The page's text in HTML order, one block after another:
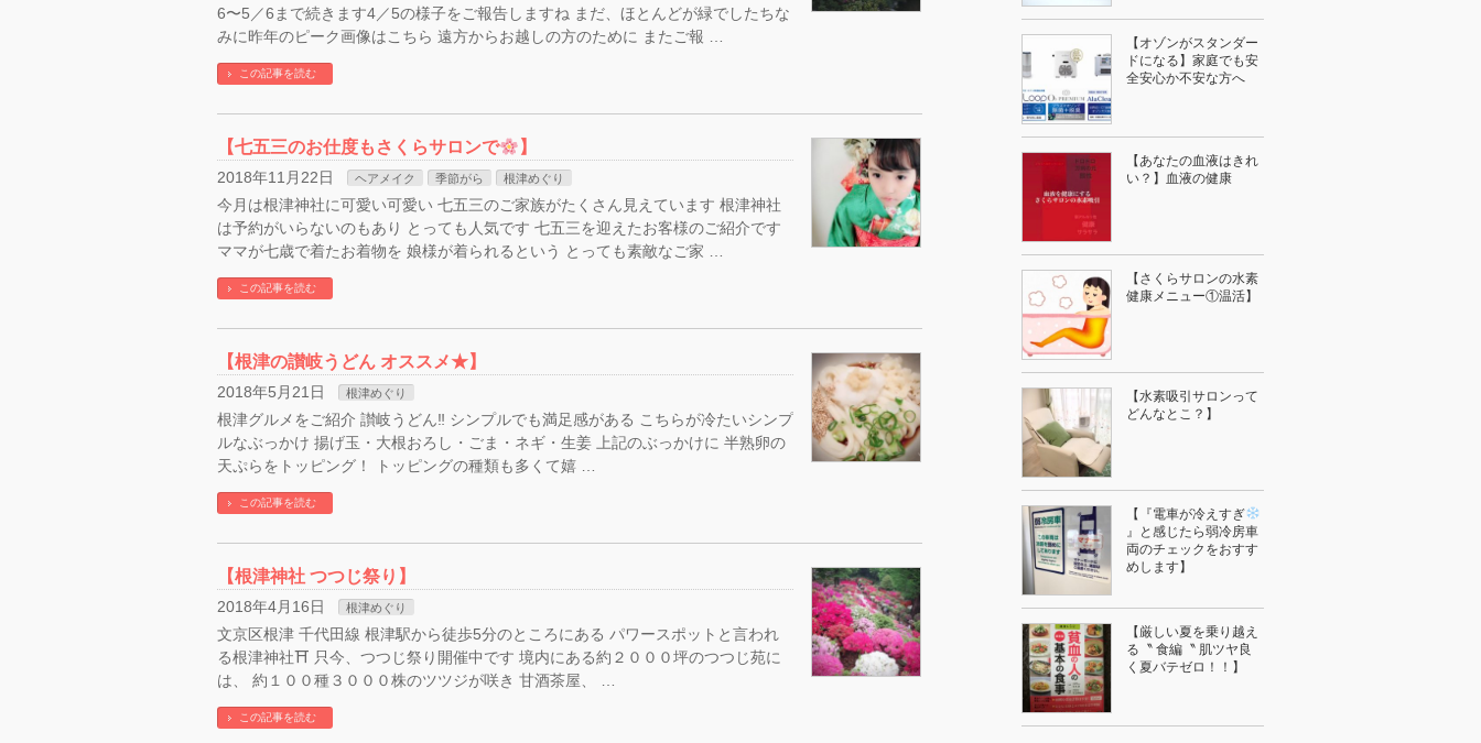
6〜5／6まで続きます4／5の様子をご報告しますね まだ、ほとんどが緑でしたちな
みに昨年のピーク画像はこちら 遠方からお越しの方のために またご報 …
この記事を読む
【七五三のお仕度もさくらサロンで 】
2018年11月22日 ヘアメイク 季節がら 根津めぐり
今月は根津神社に可愛い可愛い 七五三のご家族がたくさん見えています 根津神社
は予約がいらないのもあり とっても人気です 七五三を迎えたお客様のご紹介です
ママが七歳で着たお着物を 娘様が着られるという とっても素敵なご家 …
この記事を読む
【根津の讃岐うどん オススメ★】
2018年5月21日 根津めぐり
根津グルメをご紹介 讃岐うどん‼ シンプルでも満足感がある こちらが冷たいシンプ
ルなぶっかけ 揚げ玉・大根おろし・ごま・ネギ・生姜 上記のぶっかけに 半熟卵の
天ぷらをトッピング！ トッピングの種類も多くて嬉 …
この記事を読む
【根津神社 つつじ祭り】
2018年4月16日 根津めぐり
文京区根津 千代田線 根津駅から徒歩5分のところにある パワースポットと言われ
る根津神社⛩ 只今、つつじ祭り開催中です 境内にある約２０００坪のつつじ苑に
は、 約１００種３０００株のツツジが咲き 甘酒茶屋、 …
この記事を読む
【オゾンがスタンダー
ドになる】家庭でも安
全安心か不安な方へ
【あなたの血液はきれ
い？】血液の健康
【さくらサロンの水素
健康メニュー①温活】
【水素吸引サロンって
どんなとこ？】
【『電車が冷えすぎ
』と感じたら弱冷房車
両のチェックをおすす
めします】
【厳しい夏を乗り越え
る〝 食編〝 肌ツヤ良
く夏バテゼロ！！】